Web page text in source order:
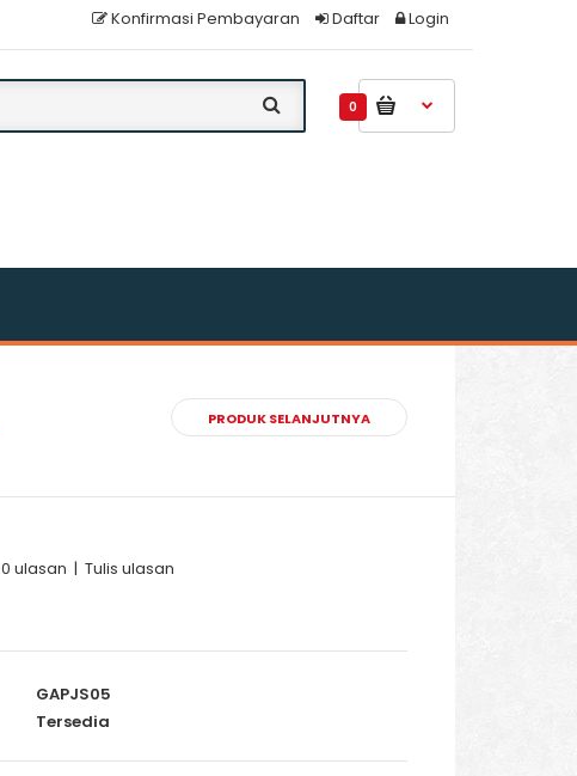
Konfirmasi Pembayaran Daftar Login
0
PRODUK SELANJUTNYA
0 ulasan | Tulis ulasan
GAPJS05
Tersedia